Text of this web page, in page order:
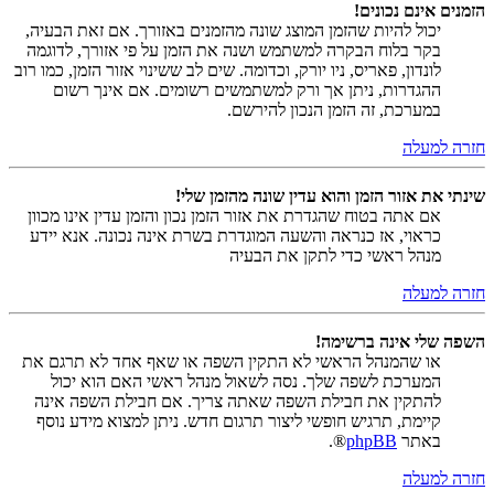
הזמנים אינם נכונים!
יכול להיות שהזמן המוצג שונה מהזמנים באזורך. אם זאת הבעיה,
בקר בלוח הבקרה למשתמש ושנה את הזמן על פי אזורך, לדוגמה
לונדון, פאריס, ניו יורק, וכדומה. שים לב ששינוי אזור הזמן, כמו רוב
ההגדרות, ניתן אך ורק למשתמשים רשומים. אם אינך רשום
במערכת, זה הזמן הנכון להירשם.
חזרה למעלה
שינתי את אזור הזמן והוא עדין שונה מהזמן שלי!
אם אתה בטוח שהגדרת את אזור הזמן נכון והזמן עדין אינו מכוון
כראוי, אז כנראה והשעה המוגדרת בשרת אינה נכונה. אנא יידע
מנהל ראשי כדי לתקן את הבעיה
חזרה למעלה
השפה שלי אינה ברשימה!
או שהמנהל הראשי לא התקין השפה או שאף אחד לא תרגם את
המערכת לשפה שלך. נסה לשאול מנהל ראשי האם הוא יכול
להתקין את חבילת השפה שאתה צריך. אם חבילת השפה אינה
קיימת, תרגיש חופשי ליצור תרגום חדש. ניתן למצוא מידע נוסף
באתר phpBB
®.
חזרה למעלה